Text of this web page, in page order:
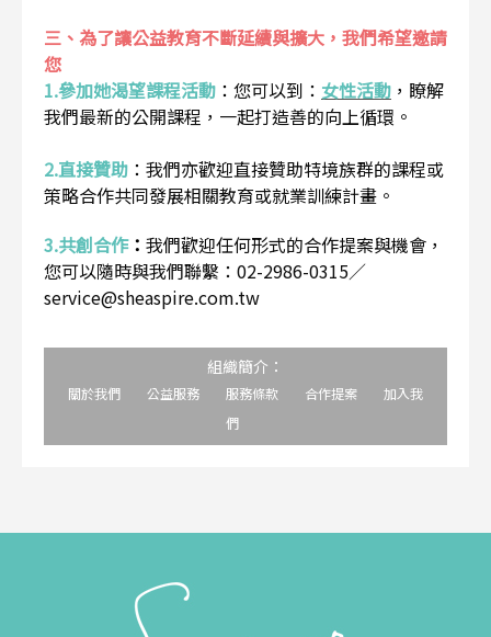
三、為了讓公益教育不斷延續與擴大，我們希望邀請
您
1.參加她渴望課程活動 ： 您可以到： 女性活動 ，瞭解
我們最新的公開課程，一起打造善的向上循環。
2.直接贊助 ： 我們亦歡迎直接贊助特境族群的課程或
策略合作共同發展相關教育或就業訓練計畫。
3.共創合作： 我們歡迎任何形式的合作提案與機會，
您可以隨時與我們聯繫：02-2986-0315／
service@sheaspire.com.tw
組織簡介：
關於我們 公益服務 服務條款 合作提案
加入我
們